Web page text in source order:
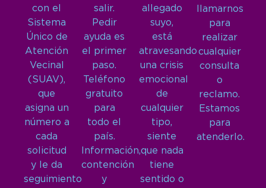
con el
Sistema
Único de
Atención
Vecinal
(SUAV),
que
asigna un
número a
cada
solicitud
y le da
seguimiento
salir.
Pedir
ayuda es
el primer
paso.
Teléfono
gratuito
para
todo el
país.
Información,
contención
y
allegado
suyo,
está
atravesando
una crisis
emocional
de
cualquier
tipo,
siente
que nada
tiene
sentido o
llamarnos
para
realizar
cualquier
consulta
o
reclamo.
Estamos
para
atenderlo.